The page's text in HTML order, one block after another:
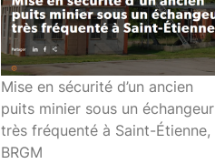
Mise en sécurité d’un ancien
puits minier sous un échangeur
très fréquenté à Saint-Étienne,
BRGM